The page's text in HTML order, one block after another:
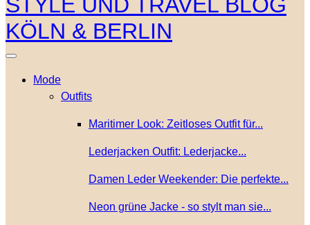
Mode
Outfits
Maritimer Look: Zeitloses Outfit für...
Lederjacken Outfit: Lederjacke...
Damen Leder Weekender: Die perfekte...
Neon grüne Jacke - so stylt man sie...